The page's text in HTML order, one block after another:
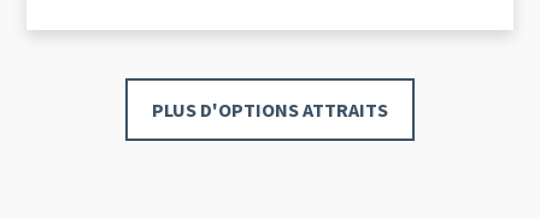
PLUS D'OPTIONS ATTRAITS